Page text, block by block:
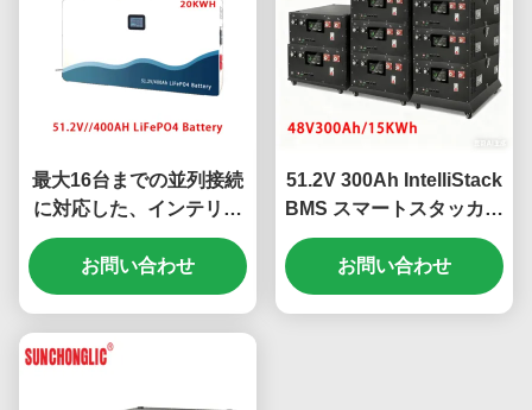
最大16台までの並列接続
に対応した、インテリジ
ェントBMS搭載のスタッ
カブル51.2V 400Ah
LiFePO4バッテリー
お問い合わせ
51.2V 300Ah IntelliStack
BMS スマートスタッカブ
ル LiFePO4 バッテリ
ー、15.36kWh 容量
お問い合わせ